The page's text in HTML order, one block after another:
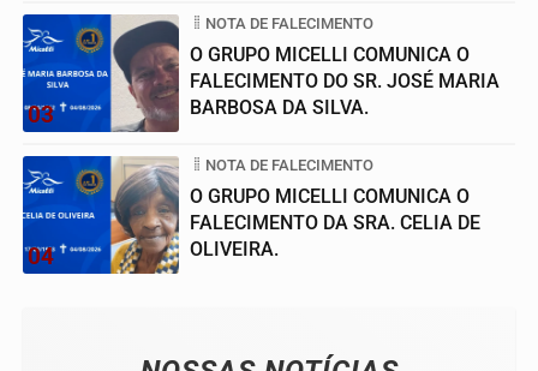
03
NOTA DE FALECIMENTO
O GRUPO MICELLI COMUNICA O
FALECIMENTO DO SR. JOSÉ MARIA
BARBOSA DA SILVA.
04
NOTA DE FALECIMENTO
O GRUPO MICELLI COMUNICA O
FALECIMENTO DA SRA. CELIA DE
OLIVEIRA.